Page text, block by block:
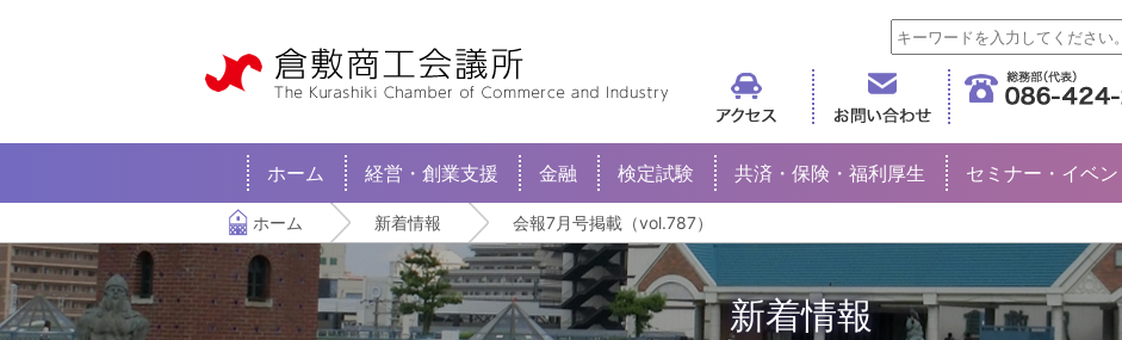
ホーム 経営・創業支援 金融 検定試験 共済・保険・福利厚生 セミナー・イベン
ホーム 新着情報 会報7月号掲載（vol.787）
新着情報